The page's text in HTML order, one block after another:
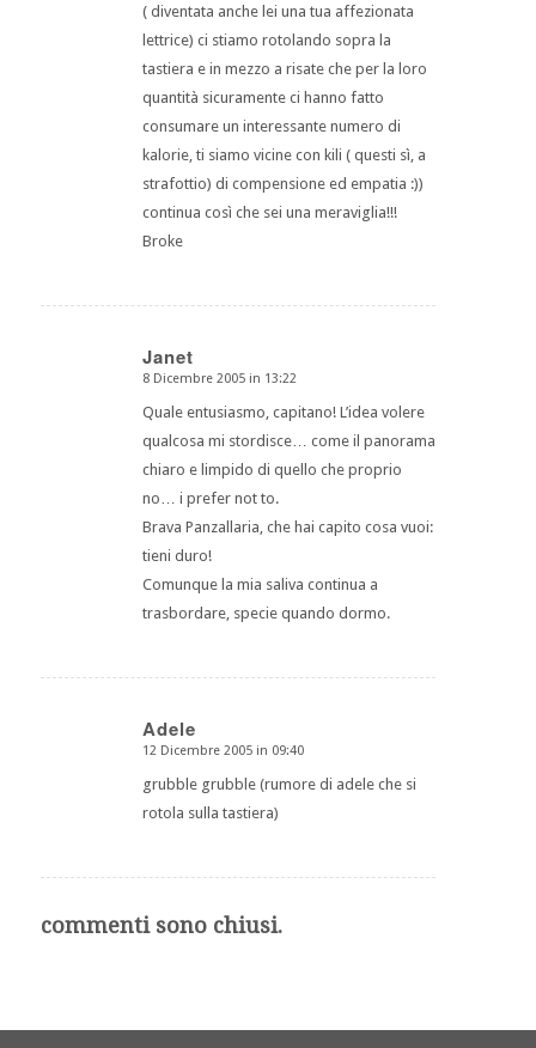
( diventata anche lei una tua affezionata
lettrice) ci stiamo rotolando sopra la
tastiera e in mezzo a risate che per la loro
quantità sicuramente ci hanno fatto
consumare un interessante numero di
kalorie, ti siamo vicine con kili ( questi sì, a
strafottio) di compensione ed empatia :))
continua così che sei una meraviglia!!!
Broke
Janet
dice:
8 Dicembre 2005 in 13:22
Quale entusiasmo, capitano! L’idea volere
qualcosa mi stordisce… come il panorama
chiaro e limpido di quello che proprio
no… i prefer not to.
Brava Panzallaria, che hai capito cosa vuoi:
tieni duro!
Comunque la mia saliva continua a
trasbordare, specie quando dormo.
Adele
dice:
12 Dicembre 2005 in 09:40
grubble grubble (rumore di adele che si
rotola sulla tastiera)
commenti sono chiusi.